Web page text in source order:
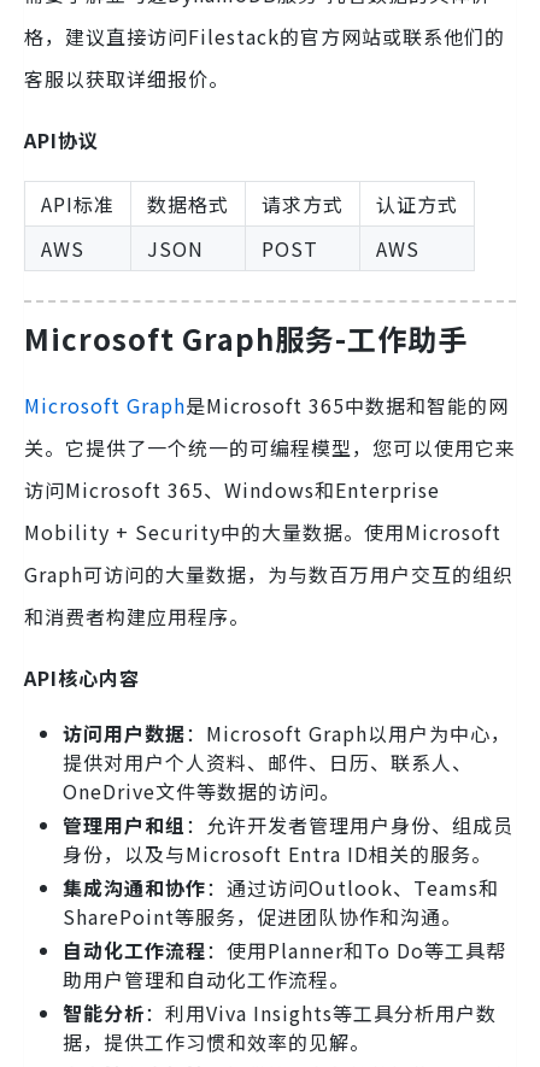
格，建议直接访问Filestack的官方网站或联系他们的
客服以获取详细报价。
API协议
API标准 数据格式 请求方式
认证方式
AWS
JSON POST AWS
Microsoft Graph服务-工作助手
Microsoft Graph是Microsoft 365中数据和智能的网
关。它提供了一个统一的可编程模型，您可以使用它来
访问Microsoft 365、Windows和Enterprise
Mobility + Security中的大量数据。使用Microsoft
Graph可访问的大量数据，为与数百万用户交互的组织
和消费者构建应用程序。
API核心内容
访问用户数据：Microsoft Graph以用户为中心，
提供对用户个人资料、邮件、日历、联系人、
OneDrive文件等数据的访问。
管理用户和组：允许开发者管理用户身份、组成员
身份，以及与Microsoft Entra ID相关的服务。
集成沟通和协作：通过访问Outlook、Teams和
SharePoint等服务，促进团队协作和沟通。
自动化工作流程：使用Planner和To Do等工具帮
助用户管理和自动化工作流程。
智能分析：利用Viva Insights等工具分析用户数
据，提供工作习惯和效率的见解。